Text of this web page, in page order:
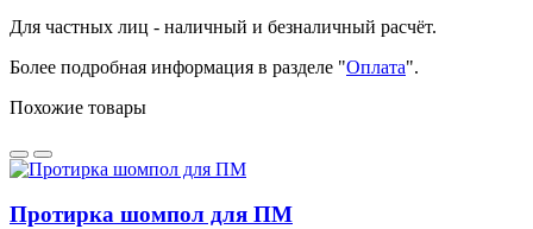
Для частных лиц - наличный и безналичный расчёт.
Более подробная информация в разделе "Оплата".
Похожие товары
Протирка шомпол для ПМ